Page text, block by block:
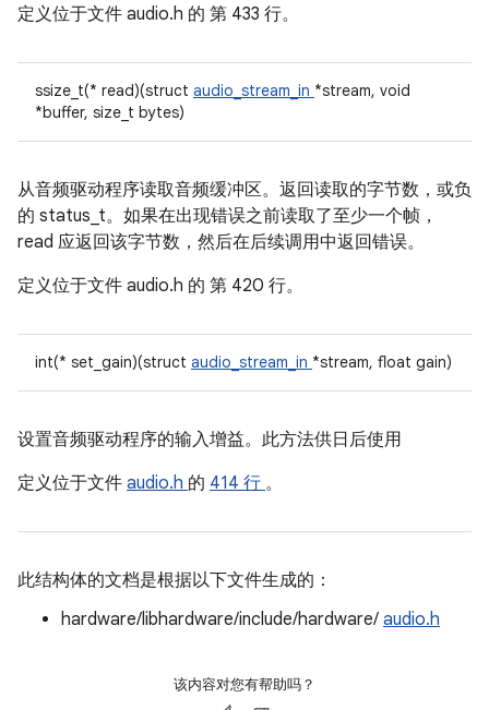
定义位于文件 audio.h 的 第 433 行。
ssize_t(* read)(struct audio_stream_in *stream, void
*buffer, size_t bytes)
从音频驱动程序读取音频缓冲区。返回读取的字节数，或负
的 status_t。如果在出现错误之前读取了至少一个帧，
read 应返回该字节数，然后在后续调用中返回错误。
定义位于文件 audio.h 的 第 420 行。
int(* set_gain)(struct audio_stream_in *stream, float gain)
设置音频驱动程序的输入增益。此方法供日后使用
定义位于文件 audio.h 的 414 行 。
此结构体的文档是根据以下文件生成的：
hardware/libhardware/include/hardware/ audio.h
该内容对您有帮助吗？